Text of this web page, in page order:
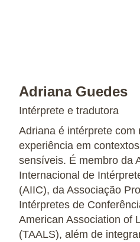
Adriana Guedes
Intérprete e tradutora
Adriana é intérprete com
experiência em
sensíveis. É membro da
Internacional de
(AIIC), da Associação
Intérpretes de
American Association of
(TAALS), além de